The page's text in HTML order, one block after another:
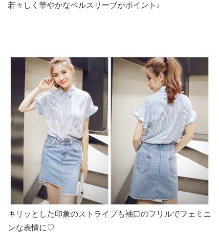
若々しく華やかなベルスリーブがポイント♩
キリッとした印象のストライプも袖口のフリルでフェミニ
ンな表情に♡